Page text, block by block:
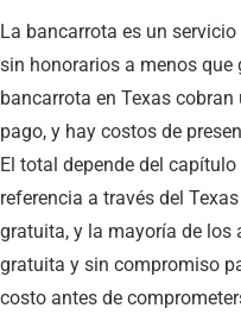
La bancarrota es un
sin honorarios a menos
bancarrota en Texas
pago, y hay costos de
El total depende del
referencia a través del
gratuita, y la mayoría de los
gratuita y sin compromiso
costo antes de